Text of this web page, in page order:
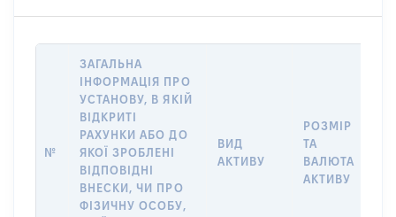
№
ЗАГАЛЬНА
ІНФОРМАЦІЯ ПРО
УСТАНОВУ, В ЯКІЙ
ВІДКРИТІ
РАХУНКИ АБО ДО
ЯКОЇ ЗРОБЛЕНІ
ВІДПОВІДНІ
ВНЕСКИ, ЧИ ПРО
ФІЗИЧНУ ОСОБУ,
ВИД
АКТИВУ
РОЗМІР
ТА
ВАЛЮТА
АКТИВУ